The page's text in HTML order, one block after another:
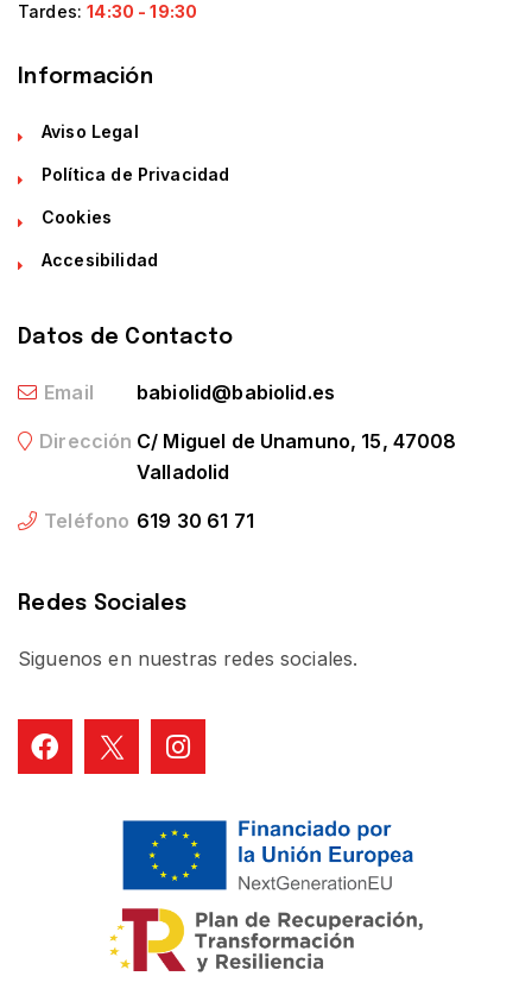
Tardes:14:30 - 19:30
Información
Aviso Legal
Política de Privacidad
Cookies
Accesibilidad
Datos de Contacto
Email babiolid@babiolid.es
Dirección C/ Miguel de Unamuno, 15, 47008
Valladolid
Teléfono 619 30 61 71
Redes Sociales
Siguenos en nuestras redes sociales.